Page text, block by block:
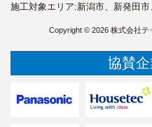
施工対象エリア:新潟市、新発田
Copyright © 2026 株式会社テ
協賛